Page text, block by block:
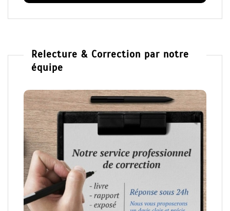
Relecture & Correction par notre
équipe